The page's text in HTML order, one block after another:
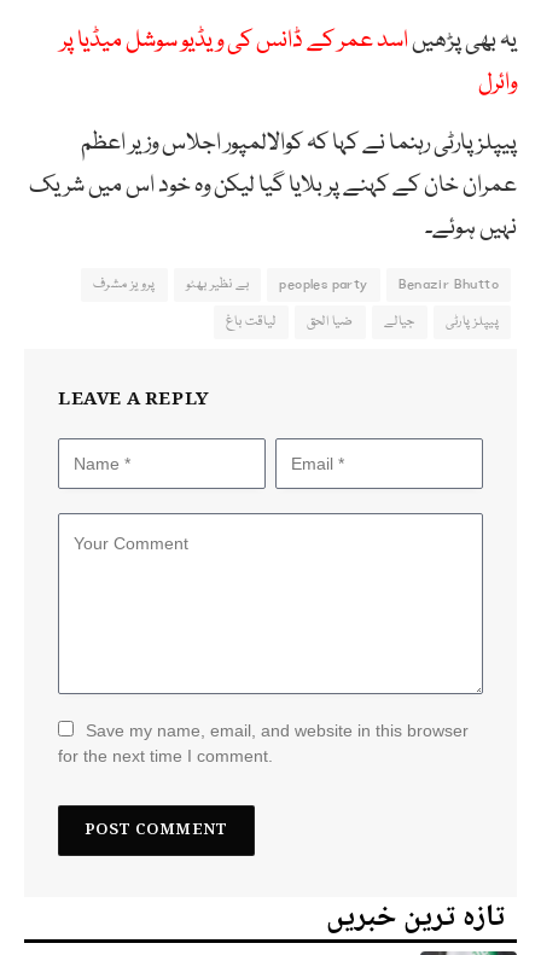
یہ بھی پڑھیںاسد عمر کے ڈانس کی ویڈیو سوشل میڈیا پر
وائرل
پیپلز پارٹی رہنما نے کہا کہ کوالالمپور اجلاس وزیر اعظم
عمران خان کے کہنے پر بلایا گیا لیکن وہ خود اس میں شریک
نہیں ہوئے۔
Benazir Bhutto
peoples party بے نظیر بھٹو
پرویز مشرف
پیپلز پارٹی
جیالے ضیا الحق لیاقت باغ
LEAVE A REPLY
Save my name, email, and website in this browser
for the next time I comment.
تازہ ترین خبریں